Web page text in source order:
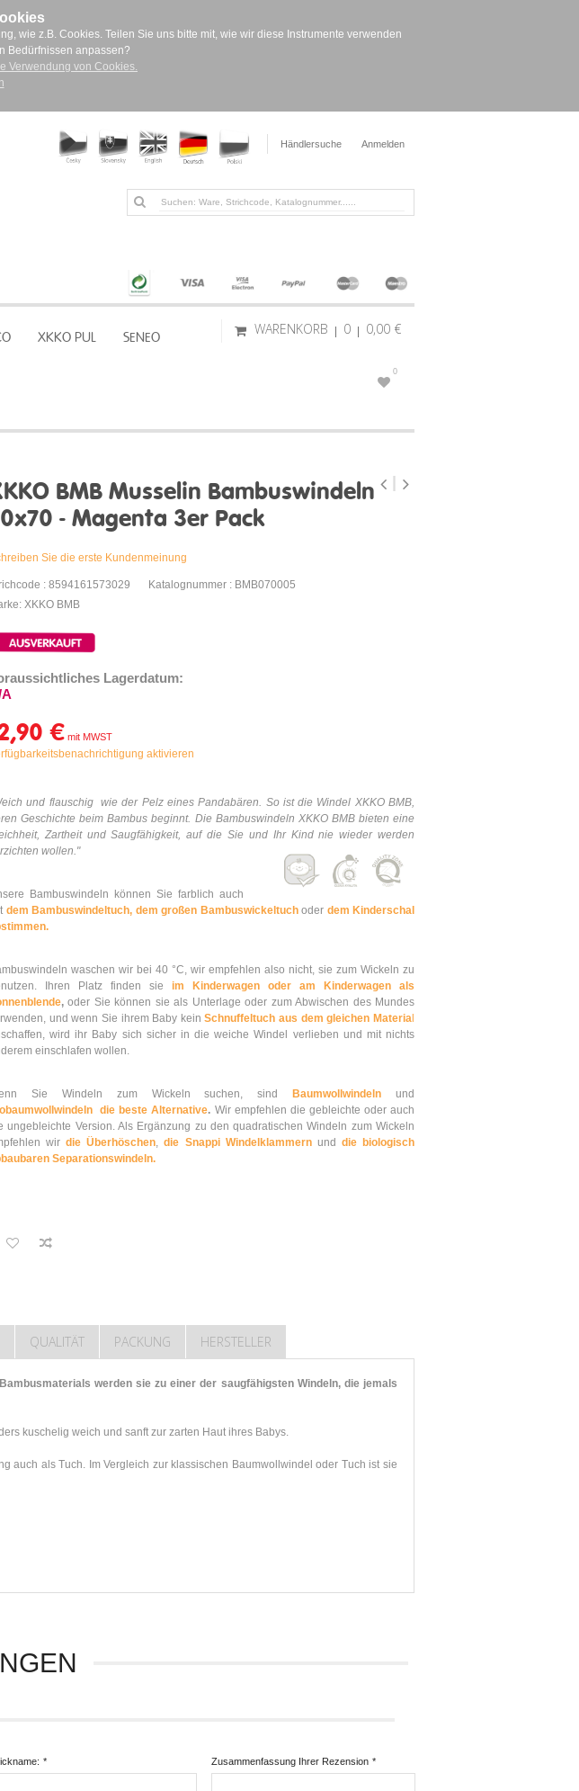
wie z.B. Cookies. Teilen Sie uns bitte mit, wie wir diese Instrumente verwenden
Bedürfnissen anpassen?
Verwendung von Cookies.
Händlersuche Anmelden
XKKO PUL SENEO WARENKORB 0 0,00 €
0
BMB Musselin Bambuswindeln
- Magenta 3er Pack
Sie die erste Kundenmeinung
: 8594161573029
Katalognummer : BMB070005
XKKO BMB
Lagerdatum:
A
€
aktivieren
und flauschigwie der Pelz eines Pandabären. So ist die Windel XKKO BMB,
Geschichte beim Bambus beginnt. Die Bambuswindeln XKKO BMB bieten eine
Zartheit und Saugfähigkeit, auf die Sie und Ihr Kind nie wieder werden
wollen."
Bambuswindeln können Sie farblich auch
dem Bambuswindeltuch, dem großen Bambuswickeltuchoder dem Kinderschal
waschen wir bei 40 °C, wir empfehlen also nicht, sie zum Wickeln zu
Ihren Platz finden sie im Kinderwagen oder am Kinderwagen als
, oder Sie können sie als Unterlage oder zum Abwischen des Mundes
und wenn Sie ihrem Baby keinSchnuffeltuch aus dem gleichen Materia
wird ihr Baby sich sicher in die weiche Windel verlieben und mit nichts
einschlafen wollen.
Sie Windeln zum Wickeln suchen, sind Baumwollwindeln und
die beste Alternative. Wir empfehlen die gebleichte oder auch
ungebleichte Version. Als Ergänzung zu den quadratischen Windeln zum Wickeln
wirdie Überhöschen,die Snappi Windelklammernund die biologisch
Separationswindeln.
QUALITÄT PACKUNG HERSTELLER
werden sie zu einer der saugfähigsten Windeln, die jemals
kuschelig weich und sanft zur zarten Haut ihres Babys.
auch als Tuch. Im Vergleich zur klassischen Baumwollwindel oder Tuch ist sie
* *
Zusammenfassung Ihrer Rezension